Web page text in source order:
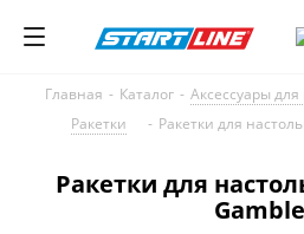
Главная - Каталог - Аксессуары
Ракетки
- Ракетки для
Ракетки для